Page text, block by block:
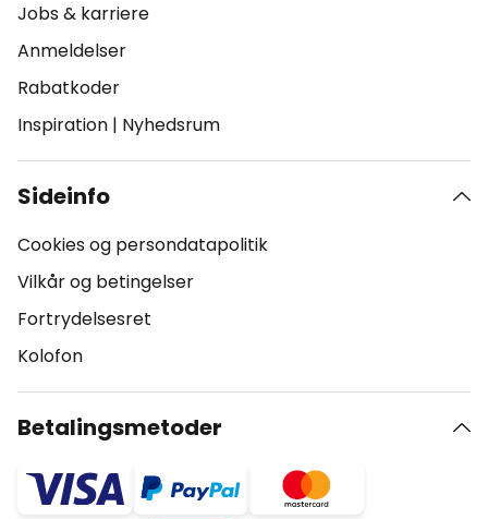
Jobs & karriere
Anmeldelser
Rabatkoder
Inspiration | Nyhedsrum
Sideinfo
Cookies og persondatapolitik
Vilkår og betingelser
Fortrydelsesret
Kolofon
Betalingsmetoder